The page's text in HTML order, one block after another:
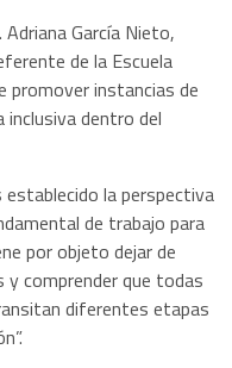
García Nieto,
de la Escuela
promover instancias de
inclusiva dentro del
establecido la perspectiva
de trabajo para
por objeto dejar de
y comprender que todas
diferentes etapas